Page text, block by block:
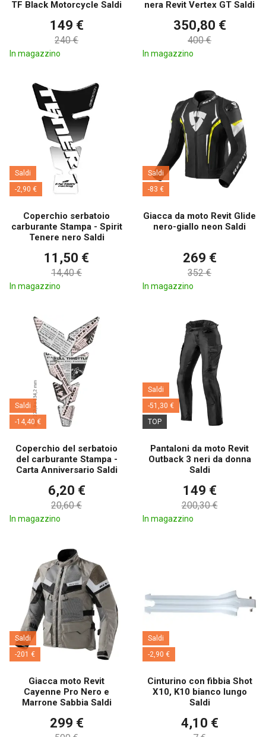
TF Black Motorcycle Saldi
149 €
240 €
In magazzino
nera Revit Vertex GT Saldi
350,80 €
400 €
In magazzino
Saldi
-2,90 €
Coperchio serbatoio
carburante Stampa - Spirit
Tenere nero Saldi
11,50 €
14,40 €
In magazzino
Saldi
-83 €
Giacca da moto Revit Glide
nero-giallo neon Saldi
269 €
352 €
In magazzino
Saldi
-14,40 €
Coperchio del serbatoio
del carburante Stampa -
Carta Anniversario Saldi
6,20 €
20,60 €
In magazzino
Saldi
-51,30 €
TOP
Pantaloni da moto Revit
Outback 3 neri da donna
Saldi
149 €
200,30 €
In magazzino
Saldi
-201 €
Giacca moto Revit
Cayenne Pro Nero e
Marrone Sabbia Saldi
299 €
Saldi
-2,90 €
Cinturino con fibbia Shot
X10, K10 bianco lungo
Saldi
4,10 €